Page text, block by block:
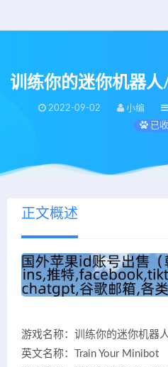
训练你的迷你机器
2022-09-02 小编
已
正文概述
游戏名称：训练你的迷你机器
英文名称：Train Your Minibot